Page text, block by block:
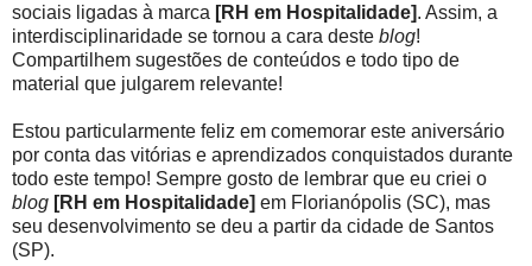
sociais ligadas à marca [RH em Hospitalidade]. Assim, a
interdisciplinaridade se tornou a cara deste blog!
Compartilhem sugestões de conteúdos e todo tipo de
material que julgarem relevante!
Estou particularmente feliz em comemorar este aniversário
por conta das vitórias e aprendizados conquistados durante
todo este tempo! Sempre gosto de lembrar que eu criei o
blog [RH em Hospitalidade] em Florianópolis (SC), mas
seu desenvolvimento se deu a partir da cidade de Santos
(SP).